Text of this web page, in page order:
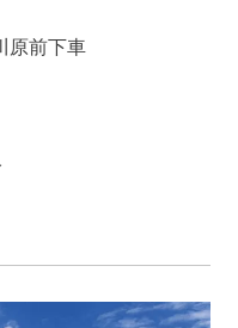
原前下車